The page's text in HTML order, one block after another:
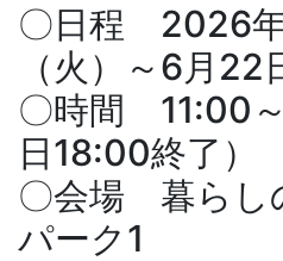
〇日程 2026
（火）～6月22
〇時間 11:00
日18:00終了）
〇会場 暮らし
パーク1